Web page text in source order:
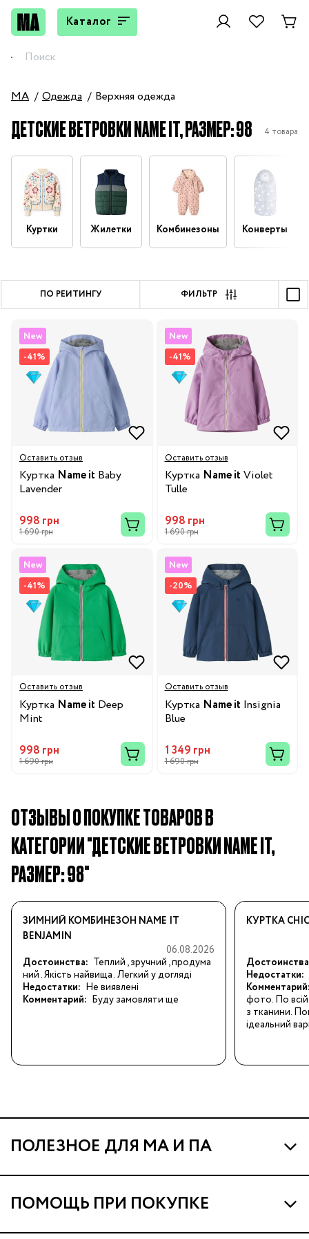
Каталог
MA Одежда Верхняя одежда
ДЕТСКИЕ ВЕТРОВКИ NAME IT, РАЗМЕР: 98 4 товара
Куртки Жилетки Комбинезоны Конверты
ПО РЕЙТИНГУ ФИЛЬТР
New
-41%
Оставить отзыв
Куртка Name it Baby
Lavender
998 грн
1 690 грн
New
-41%
Оставить отзыв
Куртка Name it Violet
Tulle
998 грн
1 690 грн
New
-41%
Оставить отзыв
Куртка Name it Deep
Mint
998 грн
1 690 грн
New
-20%
Оставить отзыв
Куртка Name it Insignia
Blue
1 349 грн
1 690 грн
ОТЗЫВЫ О ПОКУПКЕ ТОВАРОВ В
КАТЕГОРИИ "ДЕТСКИЕ ВЕТРОВКИ NAME IT,
РАЗМЕР: 98"
ЗИМНИЙ КОМБИНЕЗОН NAME IT
BENJAMIN
06.08.2026
Достоинства: Теплий , зручний , продума
ний . Якість найвища . Легкий у догляді
Недостатки: Не виявлені
Комментарий: Буду замовляти ще
КУРТКА
Недостатки:
фото. По всій
з тканини.
ідеальний
ПОЛЕЗНОЕ ДЛЯ МА И ПА
Про МА и Маминых Ассистентов
Программа Ма Кешбэк
ПОМОЩЬ ПРИ ПОКУПКЕ
Наши магазины